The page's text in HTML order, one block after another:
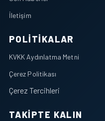
İletişim
POLITIKALAR
KVKK Aydınlatma Metni
Çerez Politikası
Çerez Tercihleri
TAKIPTE KALIN